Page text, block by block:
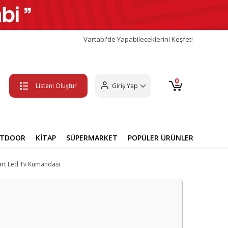
Vartabi'de Yapabileceklerini Keşfet!
Listeni Oluştur Giriş Yap 0
KİTAP SÜPERMARKET POPÜLER ÜRÜNLER
Led Tv Kumandası